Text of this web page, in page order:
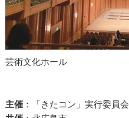
芸術文化ホール
主催 ：「きたコン」実行委員会